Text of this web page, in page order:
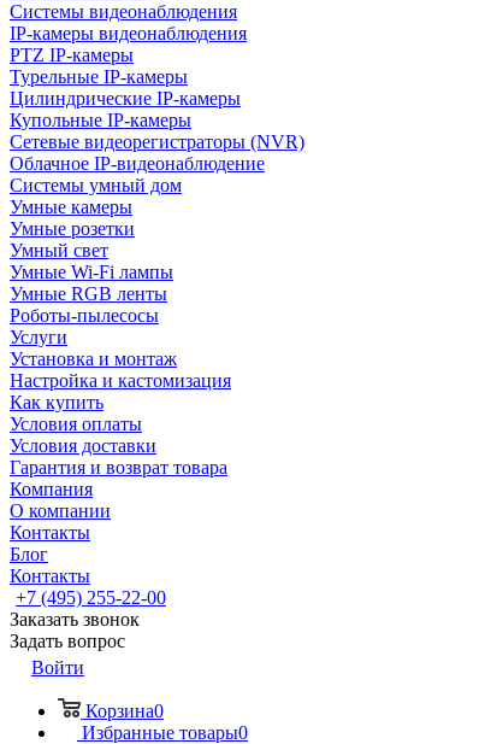
Системы видеонаблюдения
IP-камеры видеонаблюдения
PTZ IP-камеры
Турельные IP-камеры
Цилиндрические IP-камеры
Купольные IP-камеры
Сетевые видеорегистраторы (NVR)
Облачное IP-видеонаблюдение
Системы умный дом
Умные камеры
Умные розетки
Умный свет
Умные Wi-Fi лампы
Умные RGB ленты
Роботы-пылесосы
Услуги
Установка и монтаж
Настройка и кастомизация
Как купить
Условия оплаты
Условия доставки
Гарантия и возврат товара
Компания
О компании
Контакты
Блог
Контакты
+7 (495) 255-22-00
Заказать звонок
Задать вопрос
Войти
Корзина0
Избранные товары0